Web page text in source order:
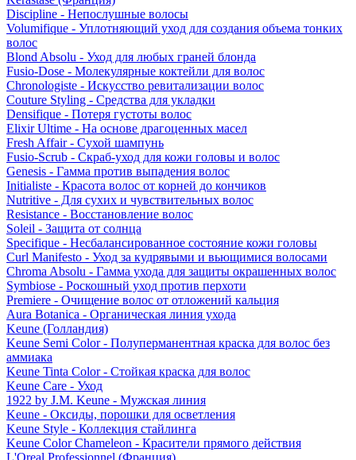
Discipline - Непослушные волосы
Volumifique - Уплотняющий уход для создания объема тонких
волос
Blond Absolu - Уход для любых граней блонда
Fusio-Dose - Молекулярные коктейли для волос
Chronologiste - Искусство ревитализации волос
Couture Styling - Средства для укладки
Densifique - Потеря густоты волос
Elixir Ultime - На основе драгоценных масел
Fresh Affair - Сухой шампунь
Fusio-Scrub - Скраб-уход для кожи головы и волос
Genesis - Гамма против выпадения волос
Initialiste - Красота волос от корней до кончиков
Nutritive - Для сухих и чувствительных волос
Resistance - Восстановление волос
Soleil - Защита от солнца
Specifique - Несбалансированное состояние кожи головы
Curl Manifesto - Уход за кудрявыми и вьющимися волосами
Chroma Absolu - Гамма ухода для защиты окрашенных волос
Symbiose - Роскошный уход против перхоти
Premiere - Очищение волос от отложений кальция
Aura Botanica - Органическая линия ухода
Keune (Голландия)
Keune Semi Color - Полуперманентная краска для волос без
аммиака
Keune Tinta Color - Стойкая краска для волос
Keune Care - Уход
1922 by J.M. Keune - Мужская линия
Keune - Оксиды, порошки для осветления
Keune Style - Коллекция стайлинга
Keune Color Chameleon - Красители прямого действия
L'Oreal Professionnel (Франция)